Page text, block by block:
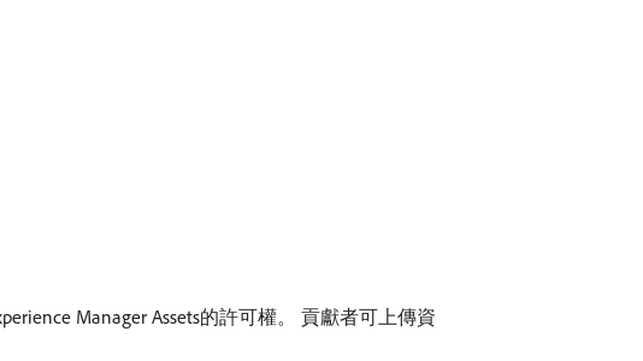
Manager Assets的許可權。 貢獻者可上傳資